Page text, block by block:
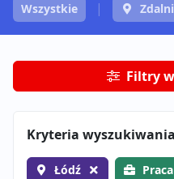
Wszystkie
Filtry
Kryteria wyszukiwania
Łódź Praca